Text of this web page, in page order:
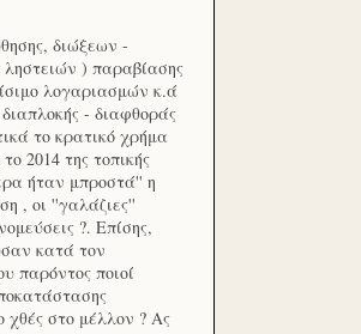
διώξεων -
) παραβίασης
λογαριασμών κ.ά
- διαφθοράς
το κρατικό χρήμα
2014 της τοπικής
ήταν μπροστά'' η
, οι ''γαλάζιες''
?. Επίσης,
κατά τον
παρόντος ποιοί
χθές στο μέλλον ? Ας